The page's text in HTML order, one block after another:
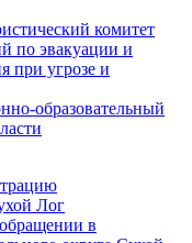
комитет
по эвакуации и
при угрозе и
образовательный
Лог
в